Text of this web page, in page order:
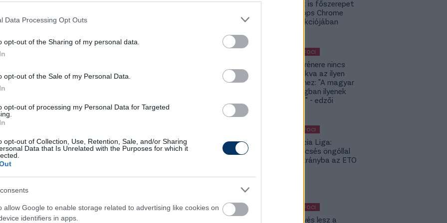
Data Processing Opt Outs
opt-out of the Sharing of my personal data.
opt-out of the Sale of my Personal Data.
opt-out of processing my Personal Data for Targeted
opt-out of Collection, Use, Retention, Sale, and/or Sharing
Data that Is Unrelated with the Purposes for which it
allow Google to enable storage related to advertising like cookies on
identifiers in apps.
hogy Marco Rossi csapata ezzel a
az
armsport.am
megjegyezte, hogy Írország ellen
Melikyanszövetségi kapitánnyal
futballt mutatott be, így megérdemelte a
megoldást várnak, hogy az edző találjon
szerez egy ilyen fontos mérkőzésen,
be a vereségről, azon viszont
sikerült legalább egy gólt szerezni, ami akár
"Minden meccsen infarktust
Budapest is főszerepet
kap a Topps Chrome
UCC kollekciójában
KÜLFÖLDI FOCI
A DVSC trénere nincs
hozzászokva az ilyen
meccsekhez: "A magyar
bajnokságban ilyenek
nincsenek" - edzői
KÜLFÖLDI FOCI
Konferencia Liga:
Balszerencsés öngóllal
került hátrányba az ETO
KÜLFÖLDI FOCI
KL: Ez kevés lesz a